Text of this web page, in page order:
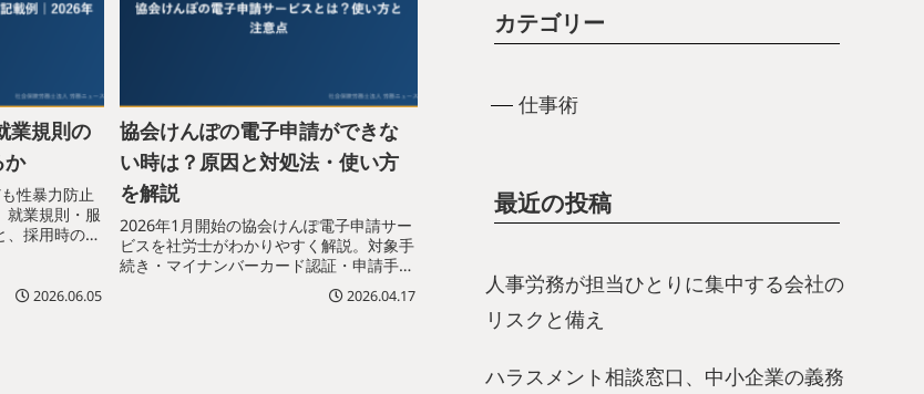
業規則の
か
性暴力防止
就業規則・服
、採用時の誓
2026.06.05
協会けんぽの電子申請ができな
い時は？原因と対処法・使い方
を解説
2026年1月開始の協会けんぽ電子申請サー
ビスを社労士がわかりやすく解説。対象手
続き・マイナンバーカード認証・申請手
順・e-Govとの違い・企業がやるべき準備
まで、中小企業の経営者・人事担当者向け
2026.04.17
カテゴリー
仕事術
最近の投稿
人事労務が担当ひとりに集中する会社の
リスクと備え
ハラスメント相談窓口、中小企業の義務